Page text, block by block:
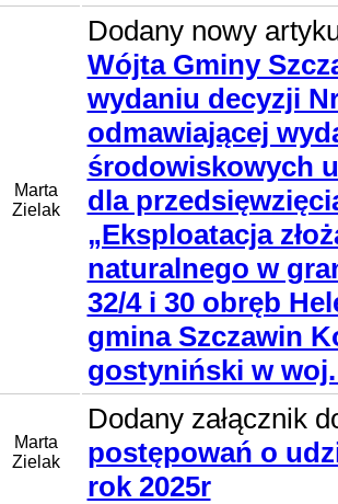
Marta
Zielak
Dodany nowy
Wójta Gminy
wydaniu decyzji
odmawiającej
środowiskowych
dla
„Eksploatacja
naturalnego w
32/4 i 30 obręb
gmina Szczawin
gostyniński w
Marta
Zielak
Dodany załącznik
postępowań o
rok 2025r